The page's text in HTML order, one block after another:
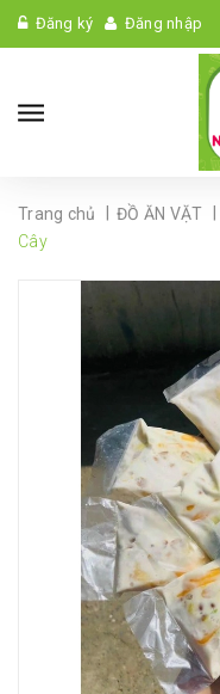
Đăng ký Đăng nhập
Trang chủ ĐỒ ĂN VẶT
Cây